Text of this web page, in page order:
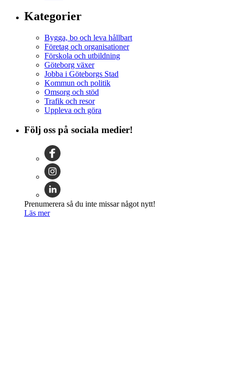
Kategorier
Bygga, bo och leva hållbart
Företag och organisationer
Förskola och utbildning
Göteborg växer
Jobba i Göteborgs Stad
Kommun och politik
Omsorg och stöd
Trafik och resor
Uppleva och göra
Följ oss på sociala medier!
Prenumerera så du inte missar något nytt!
Läs mer